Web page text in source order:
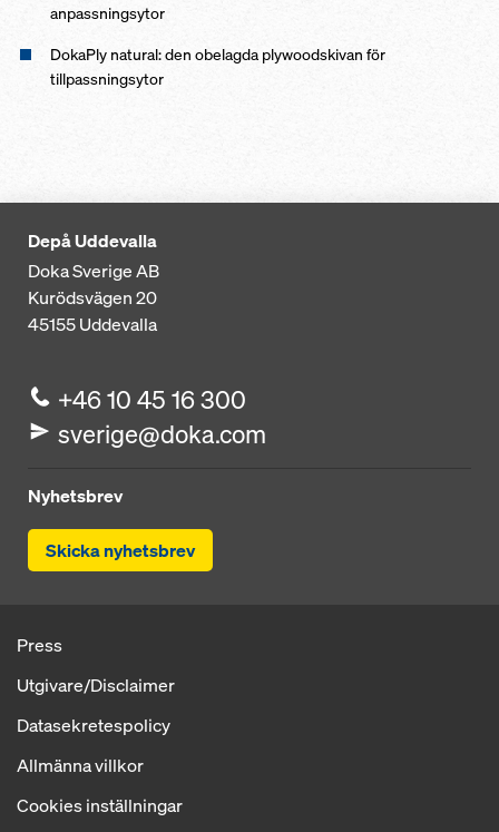
anpassningsytor
DokaPly natural: den obelagda plywoodskivan för
tillpassningsytor
Depå Uddevalla
Doka Sverige AB
Kurödsvägen 20
45155Uddevalla
+46 10 45 16 300
sverige@doka.com
Nyhetsbrev
Skicka nyhetsbrev
Press
Utgivare/Disclaimer
Datasekretespolicy
Allmänna villkor
Cookies inställningar